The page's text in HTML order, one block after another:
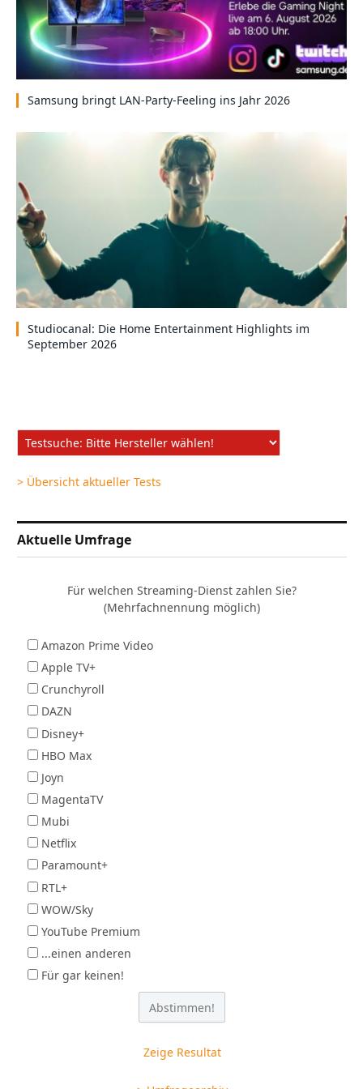
Samsung bringt LAN-Party-Feeling ins Jahr 2026
Studiocanal: Die Home Entertainment Highlights im
September 2026
> Übersicht aktueller Tests
Aktuelle Umfrage
Für welchen Streaming-Dienst zahlen Sie?
(Mehrfachnennung möglich)
Amazon Prime Video
Apple TV+
Crunchyroll
DAZN
Disney+
HBO Max
Joyn
MagentaTV
Mubi
Netflix
Paramount+
RTL+
WOW/Sky
YouTube Premium
...einen anderen
Für gar keinen!
Zeige Resultat